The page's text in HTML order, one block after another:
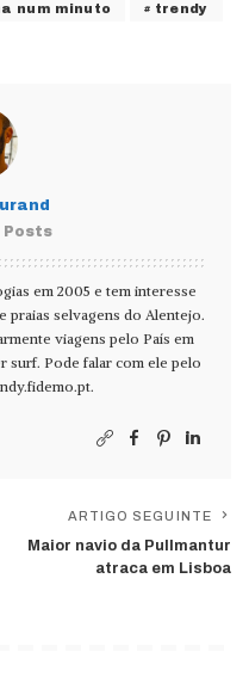
num minuto trendy
Posts
em 2005 e tem interesse
praias selvagens do Alentejo.
viagens pelo País em
surf. Pode falar com ele pelo
.
ARTIGO SEGUINTE
Maior navio da Pullmantur
atraca em Lisboa